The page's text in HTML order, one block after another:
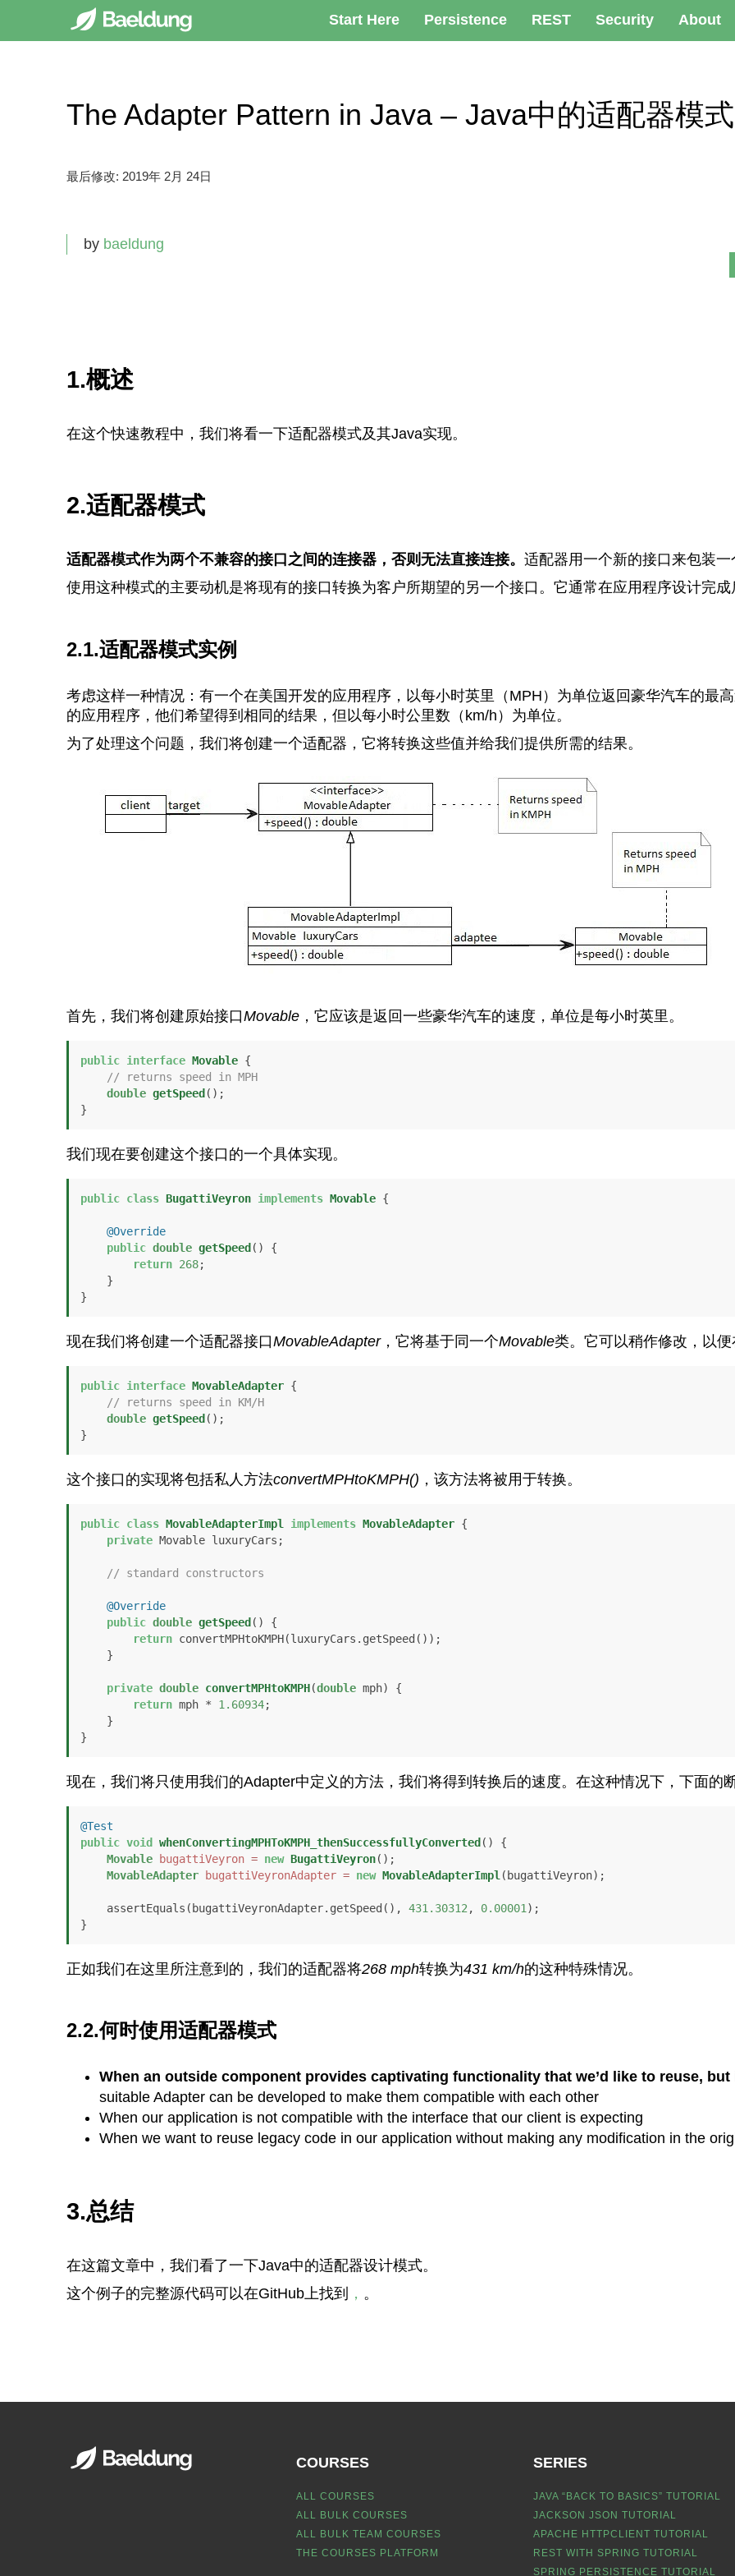
Start Here Persistence REST Security About
The Adapter Pattern in Java – Java中的适配器模式
最后修改: 2019年 2月 24日
by baeldung
1.概述
在这个快速教程中，我们将看一下适配器模式及其Java实现。
2.适配器模式
适配器模式作为两个不兼容的接口之间的连接器，否则无法直接连接。 适配器用一个新的接口来包装一
使用这种模式的主要动机是将现有的接口转换为客户所期望的另一个接口。它通常在应用程序设计完成
2.1.适配器模式实例
考虑这样一种情况：有一个在美国开发的应用程序，以每小时英里（MPH）为单位返回豪华汽车的最
的应用程序，他们希望得到相同的结果，但以每小时公里数（km/h）为单位。
为了处理这个问题，我们将创建一个适配器，它将转换这些值并给我们提供所需的结果。
首先，我们将创建原始接口Movable，它应该是返回一些豪华汽车的速度，单位是每小时英里。
public interface Movable {
// returns speed in MPH
double getSpeed () ;
}
我们现在要创建这个接口的一个具体实现。
public class BugattiVeyron implements Movable {
@Override
public double getSpeed ()
{
return 268;
}
现在我们将创建一个适配器接口MovableAdapter，它将基于同一个Movable类。它可以稍作修改，以便
public interface MovableAdapter {
// returns speed in KM/H
double getSpeed () ;
这个接口的实现将包括私人方法convertMPHtoKMPH() ，该方法将被用于转换。
public class MovableAdapterImpl implements MovableAdapter {
private Movable luxuryCars;
// standard constructors
@Override
public double getSpeed ()
{
return convertMPHtoKMPH(luxuryCars.getSpeed());
private double convertMPHtoKMPH(double mph)
{
return mph * 1.60934;
}
现在，我们将只使用我们的Adapter中定义的方法，我们将得到转换后的速度。在这种情况下，下面的
@Test
public void whenConvertingMPHToKMPH_thenSuccessfullyConverted ()
{
Movable
bugattiVeyron = new BugattiVeyron();
MovableAdapter
bugattiVeyronAdapter = new MovableAdapterImpl (bugattiVeyron);
    assertEquals(bugattiVeyronAdapter.getSpeed(),
431.30312 , 0.00001 );
}
正如我们在这里所注意到的，我们的适配器将268 mph转换为431 km/h的这种特殊情况。
2.2.何时使用适配器模式
When an outside component provides captivating functionality that we’d like to reuse,
suitable Adapter can be developed to make them compatible with each other
When our application is not compatible with the interface that our client is expecting
When we want to reuse legacy code in our application without making any modification in the
3.总结
在这篇文章中，我们看了一下Java中的适配器设计模式。
这个例子的完整源代码可以在GitHub上找到
， 。
COURSES
ALL COURSES
ALL BULK COURSES
ALL BULK TEAM COURSES
THE COURSES PLATFORM
SERIES
JAVA “BACK TO BASICS” TUTORIAL
JACKSON JSON TUTORIAL
APACHE HTTPCLIENT TUTORIAL
REST WITH SPRING TUTORIAL
SPRING PERSISTENCE TUTORIAL